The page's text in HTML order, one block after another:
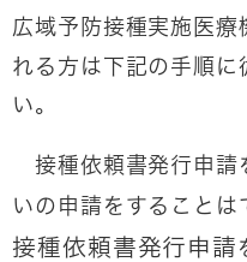
広域予防接種実施医療
れる方は下記の手順に
い。
接種依頼書発行申請
いの申請をすることは
接種依頼書発行申請